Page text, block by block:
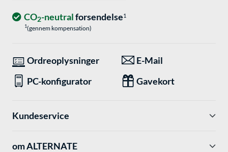
CO2-neutralforsendelse1
1(gennem kompensation)
Ordreoplysninger
E-Mail
PC-konfigurator
Gavekort
Kundeservice
om ALTERNATE